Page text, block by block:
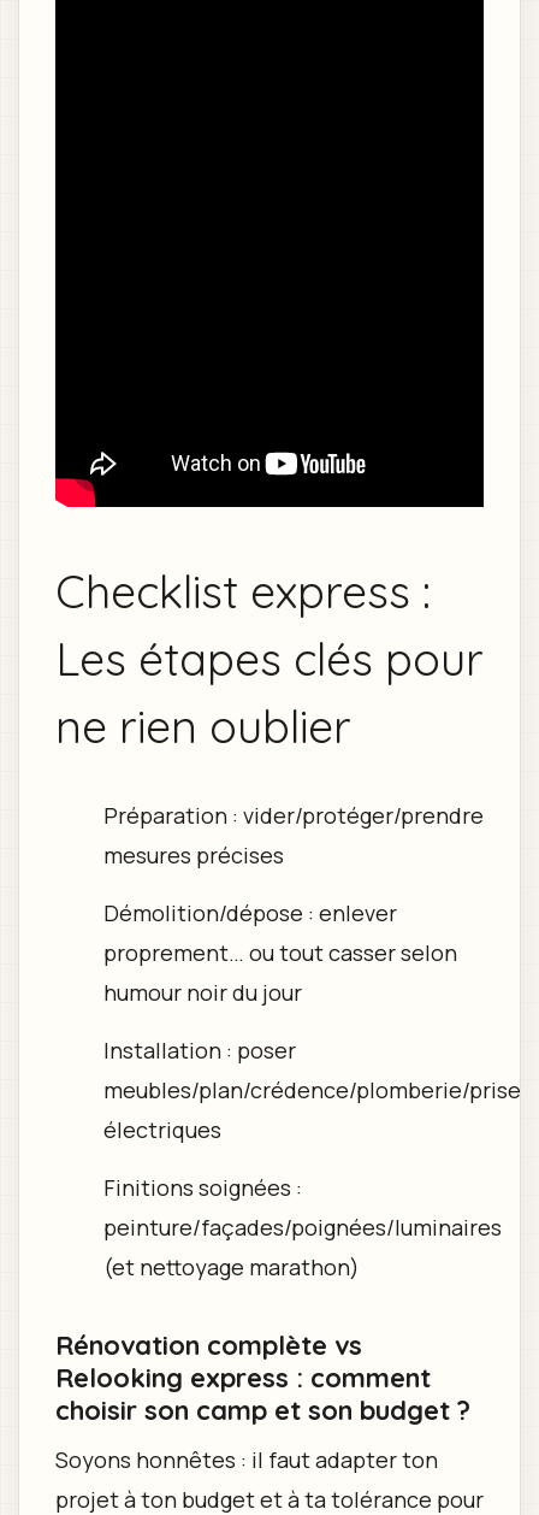
Checklist express :
Les étapes clés pour
ne rien oublier
Préparation : vider/protéger/prendre
mesures précises
Démolition/dépose : enlever
proprement… ou tout casser selon
humour noir du jour
Installation : poser
meubles/plan/crédence/plomberie/prise
électriques
Finitions soignées :
peinture/façades/poignées/luminaires
(et nettoyage marathon)
Rénovation complète vs
Relooking express : comment
choisir son camp et son budget ?
Soyons honnêtes : il faut adapter ton
projet à ton budget et à ta tolérance pour